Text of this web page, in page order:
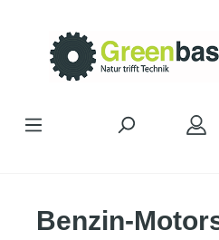
Benzin-